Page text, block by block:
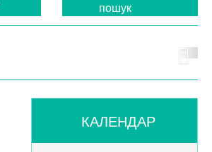
пошук
КАЛЕНДАР